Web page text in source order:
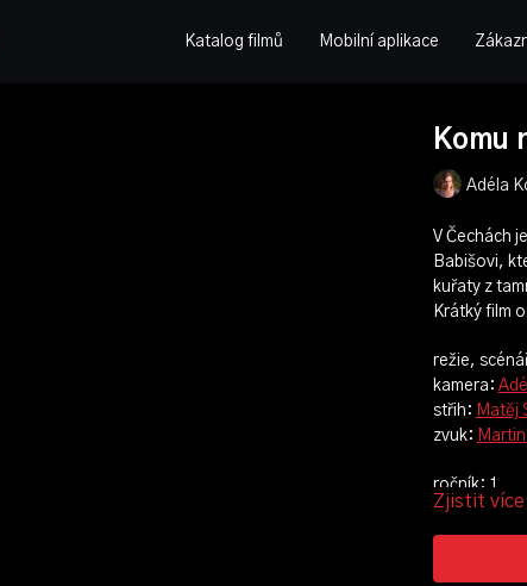
Katalog filmů Mobilní aplikace
Komu
Adéla
V Čechách
Babišovi,
kuřaty z
Krátký film
režie,
kamera:
střih: Matěj
zvuk:
ročník: 1.
cvičení: můj
rok výroby:
Zjistit více